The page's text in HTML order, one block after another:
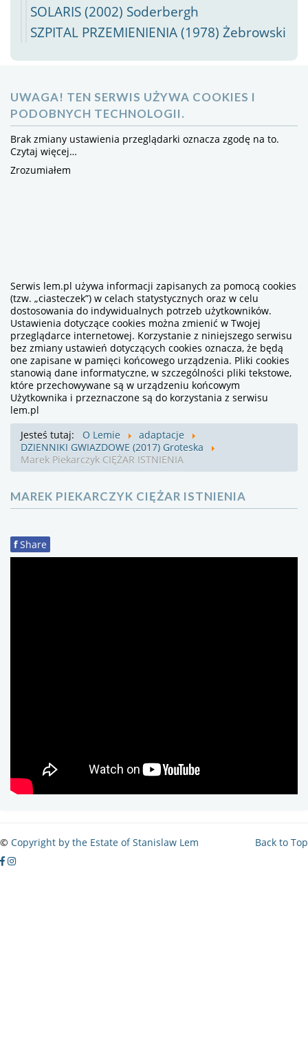
SOLARIS (2002) Soderbergh
SZPITAL PRZEMIENIENIA (1978) Żebrowski
UWAGA! TEN SERWIS UŻYWA COOKIES I
PODOBNYCH TECHNOLOGII.
Brak zmiany ustawienia przeglądarki oznacza zgodę na to.
Czytaj więcej…
Zrozumiałem
Serwis lem.pl używa informacji zapisanych za pomocą cookies
(tzw. „ciasteczek”) w celach statystycznych oraz w celu
dostosowania do indywidualnych potrzeb użytkowników.
Ustawienia dotyczące cookies można zmienić w Twojej
przeglądarce internetowej. Korzystanie z niniejszego serwisu
bez zmiany ustawień dotyczących cookies oznacza, że będą
one zapisane w pamięci końcowego urządzenia. Pliki cookies
stanowią dane informatyczne, w szczególności pliki tekstowe,
które przechowywane są w urządzeniu końcowym
Użytkownika i przeznaczone są do korzystania z serwisu
lem.pl
Jesteś tutaj:
O Lemie
adaptacje
DZIENNIKI GWIAZDOWE (2017) Groteska
Marek Piekarczyk CIĘŻAR ISTNIENIA
MAREK PIEKARCZYK CIĘŻAR ISTNIENIA
f Share
Back to Top
© Copyright by the Estate of Stanislaw Lem